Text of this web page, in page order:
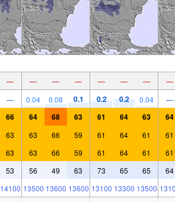
— — — — — — — —
— 0.04 0.08 0.1 0.2 0.2 0.04 —
66 64 68 63 61 64 63 64
63 63 66 59 61 64 61 61
63 63 66 59 61 64 61 61
53 56 49 63 73 65 65 64
14100 13500 13600 13600 13100 13300 13500